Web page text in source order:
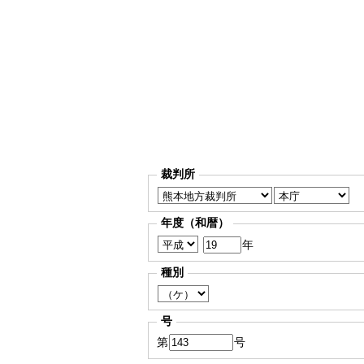
裁判所
年度（和暦）
年
種別
号
第
号